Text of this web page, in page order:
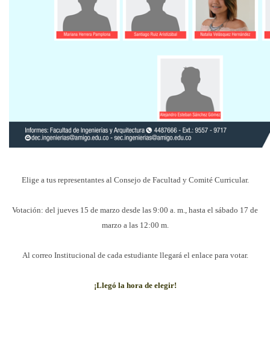
Elige a tus representantes al Consejo de Facultad y Comité Curricular.
Votación: del jueves 15 de marzo desde las 9:00 a. m., hasta el sábado 17 de
marzo a las 12:00 m.
Al correo Institucional de cada estudiante llegará el enlace para votar.
¡Llegó la hora de elegir!